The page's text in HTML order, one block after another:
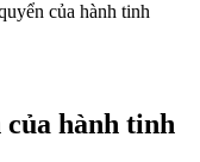
của hành tinh
của hành tinh